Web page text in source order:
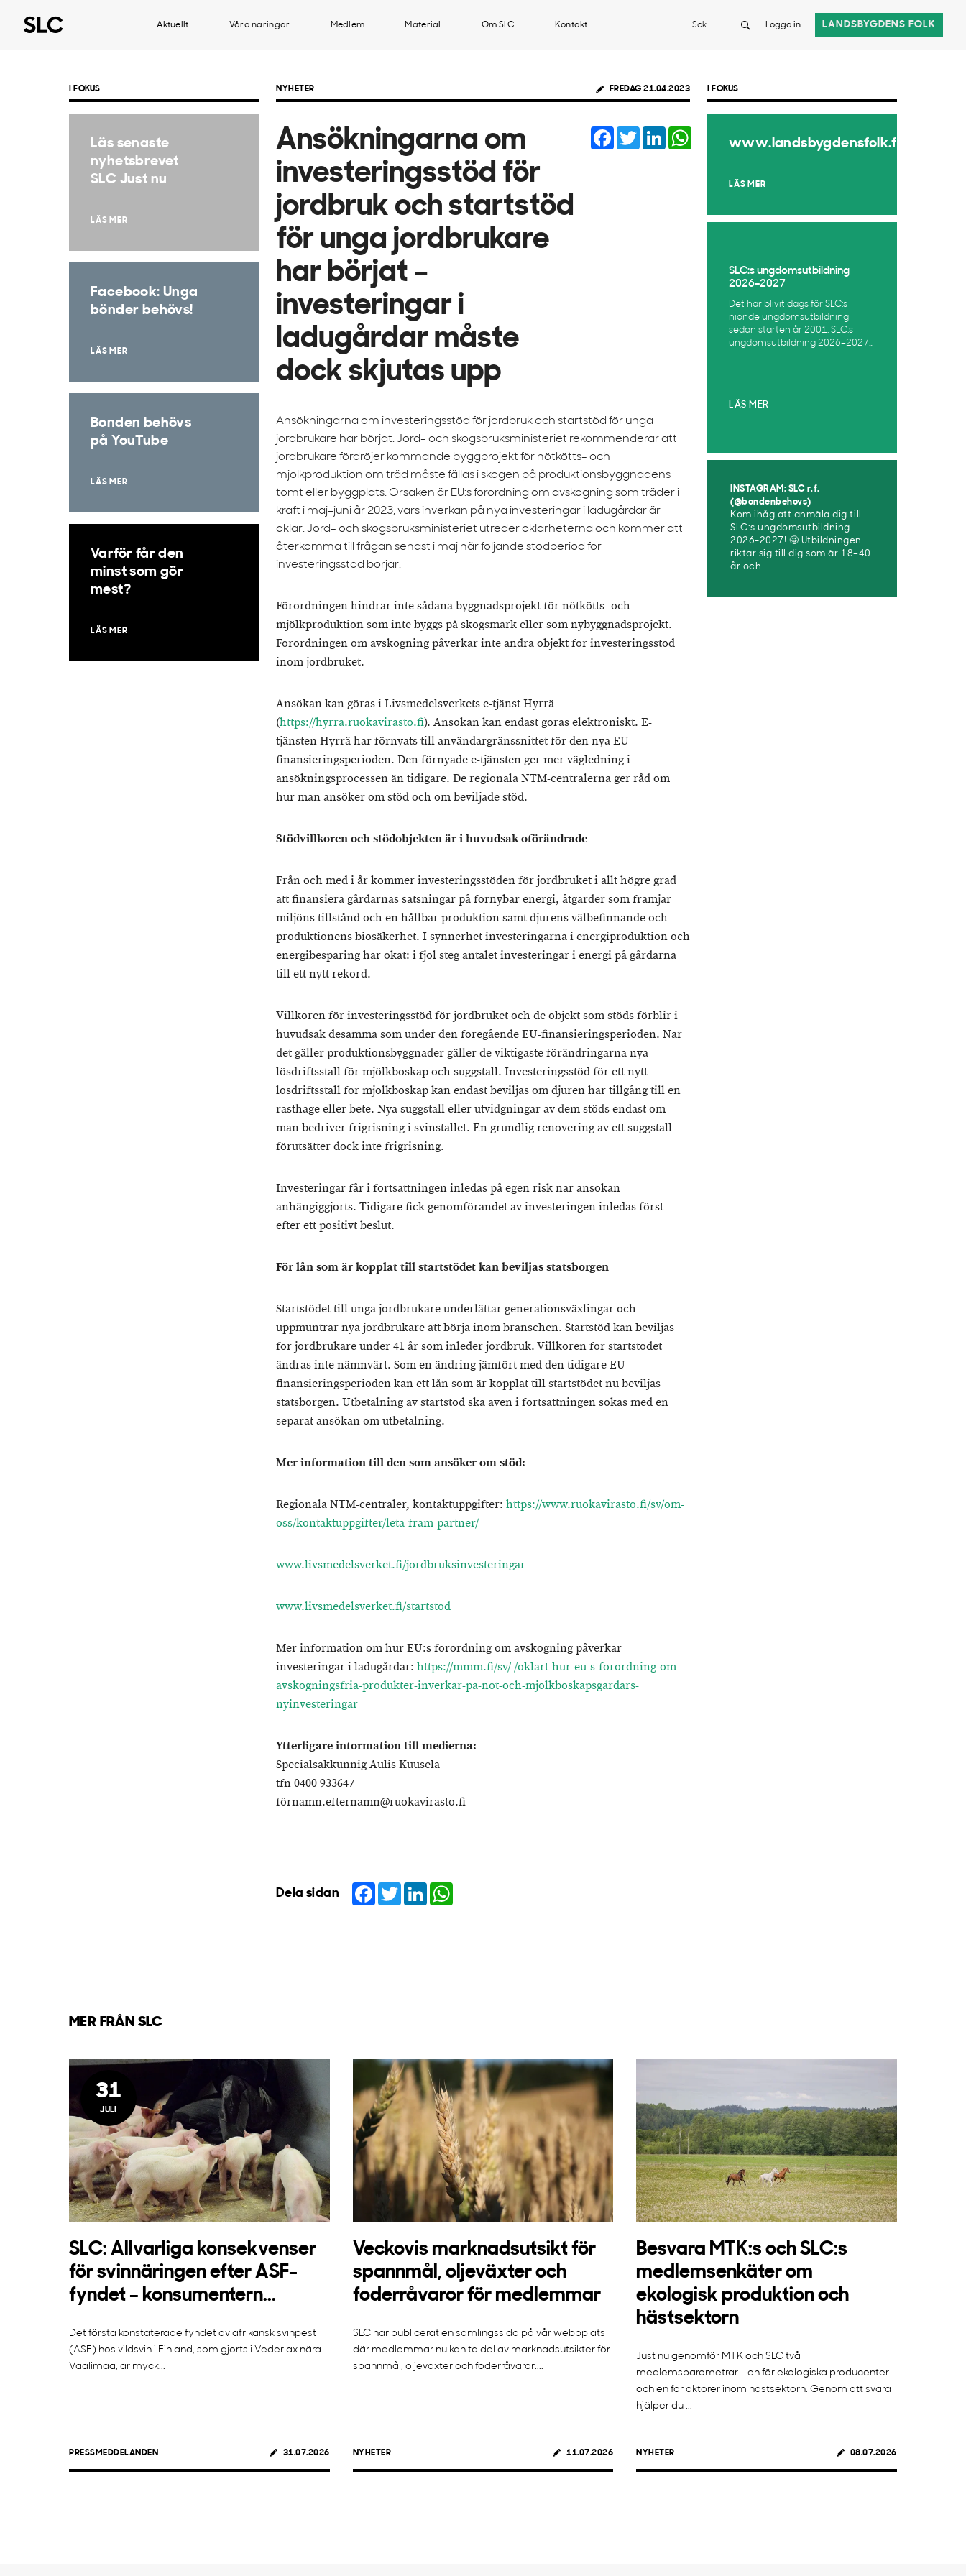
Aktuellt Våra näringar Medlem Material Om SLC Kontakt Sök Logga in LANDSBYGDENS FOLK
NYHETER FREDAG 21.04.2023
Ansökningarna om
investeringsstöd för
jordbruk och startstöd
för unga jordbrukare
har börjat –
investeringar i
ladugårdar måste
dock skjutas upp
Facebook
TwitterLinkedIn
Ansökningarna om investeringsstöd för jordbruk och startstöd för unga
jordbrukare har börjat. Jord- och skogsbruksministeriet rekommenderar att
jordbrukare fördröjer kommande byggprojekt för nötkötts- och
mjölkproduktion om träd måste fällas i skogen på produktionsbyggnadens
tomt eller byggplats. Orsaken är EU:s förordning om avskogning som träder i
kraft i maj–juni år 2023, vars inverkan på nya investeringar i ladugårdar är
oklar. Jord- och skogsbruksministeriet utreder oklarheterna och kommer att
återkomma till frågan senast i maj när följande stödperiod för
investeringsstöd börjar.
Förordningen hindrar inte sådana byggnadsprojekt för nötkötts- och
mjölkproduktion som inte byggs på skogsmark eller som nybyggnadsprojekt.
Förordningen om avskogning påverkar inte andra objekt för investeringsstöd
inom jordbruket.
Ansökan kan göras i Livsmedelsverkets e-tjänst Hyrrä
(https://hyrra.ruokavirasto.fi). Ansökan kan endast göras elektroniskt. E-
tjänsten Hyrrä har förnyats till användargränssnittet för den nya EU-
finansieringsperioden. Den förnyade e-tjänsten ger mer vägledning i
ansökningsprocessen än tidigare. De regionala NTM-centralerna ger råd om
hur man ansöker om stöd och om beviljade stöd.
Stödvillkoren och stödobjekten är i huvudsak oförändrade
Från och med i år kommer investeringsstöden för jordbruket i allt högre grad
att finansiera gårdarnas satsningar på förnybar energi, åtgärder som främjar
miljöns tillstånd och en hållbar produktion samt djurens välbefinnande och
produktionens biosäkerhet. I synnerhet investeringarna i energiproduktion och
energibesparing har ökat: i fjol steg antalet investeringar i energi på gårdarna
till ett nytt rekord.
Villkoren för investeringsstöd för jordbruket och de objekt som stöds förblir i
huvudsak desamma som under den föregående EU-finansieringsperioden. När
det gäller produktionsbyggnader gäller de viktigaste förändringarna nya
lösdriftsstall för mjölkboskap och suggstall. Investeringsstöd för ett nytt
lösdriftsstall för mjölkboskap kan endast beviljas om djuren har tillgång till en
rasthage eller bete. Nya suggstall eller utvidgningar av dem stöds endast om
man bedriver frigrisning i svinstallet. En grundlig renovering av ett suggstall
förutsätter dock inte frigrisning.
Investeringar får i fortsättningen inledas på egen risk när ansökan
anhängiggjorts. Tidigare fick genomförandet av investeringen inledas först
efter ett positivt beslut.
För lån som är kopplat till startstödet kan beviljas statsborgen
Startstödet till unga jordbrukare underlättar generationsväxlingar och
uppmuntrar nya jordbrukare att börja inom branschen. Startstöd kan beviljas
för jordbrukare under 41 år som inleder jordbruk. Villkoren för startstödet
ändras inte nämnvärt. Som en ändring jämfört med den tidigare EU-
finansieringsperioden kan ett lån som är kopplat till startstödet nu beviljas
statsborgen. Utbetalning av startstöd ska även i fortsättningen sökas med en
separat ansökan om utbetalning.
Mer information till den som ansöker om stöd:
Regionala NTM-centraler, kontaktuppgifter: https://www.ruokavirasto.fi/sv/om-
oss/kontaktuppgifter/leta-fram-partner/
www.livsmedelsverket.fi/jordbruksinvesteringar
www.livsmedelsverket.fi/startstod
Mer information om hur EU:s förordning om avskogning påverkar
investeringar i ladugårdar: https://mmm.fi/sv/-/oklart-hur-eu-s-forordning-om-
avskogningsfria-produkter-inverkar-pa-not-och-mjolkboskapsgardars-
nyinvesteringar
Ytterligare information till medierna:
Specialsakkunnig Aulis Kuusela
tfn 0400 933647
förnamn.efternamn@ruokavirasto.fi
Dela sidan Facebook
TwitterLinkedIn
I FOKUS
Läs senaste
nyhetsbrevet
SLC Just nu
LÄS MER
Facebook: Unga
bönder behövs!
LÄS MER
Bonden behövs
på YouTube
LÄS MER
Varför får den
minst som gör
mest?
LÄS MER
I FOKUS
www.landsbygdensfolk.fi
LÄS MER
SLC:s ungdomsutbildning
2026–2027
Det har blivit dags för SLC:s
nionde ungdomsutbildning
sedan starten år 2001. SLC:s
ungdomsutbildning 2026–2027...
LÄS MER
INSTAGRAM: SLC r.f.
(@bondenbehovs)
Kom ihåg att anmäla dig till
SLC:s ungdomsutbildning
2026-2027! 🤩 Utbildningen
riktar sig till dig som är 18–40
år och ...
MER FRÅN SLC
31
JULI
SLC: Allvarliga konsekvenser
för svinnäringen efter ASF-
fyndet – konsumentern...
Det första konstaterade fyndet av afrikansk svinpest
(ASF) hos vildsvin i Finland, som gjorts i Vederlax nära
Vaalimaa, är myck...
PRESSMEDDELANDEN 31.07.2026
Veckovis marknadsutsikt för
spannmål, oljeväxter och
foderråvaror för medlemmar
SLC har publicerat en samlingssida på vår webbplats
där medlemmar nu kan ta del av marknadsutsikter för
spannmål, oljeväxter och foderråvaror....
NYHETER 11.07.2026
Besvara MTK:s och SLC:s
medlemsenkäter om
ekologisk produktion och
hästsektorn
Just nu genomför MTK och SLC två
medlemsbarometrar – en för ekologiska producenter
och en för aktörer inom hästsektorn. Genom att svara
hjälper du ...
NYHETER 08.07.2026